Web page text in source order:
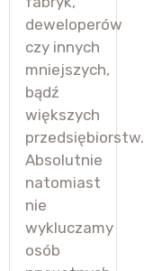
deweloperów
czy innych
mniejszych,
bądź
większych
przedsiębiorstw.
Absolutnie
natomiast
nie
wykluczamy
osób